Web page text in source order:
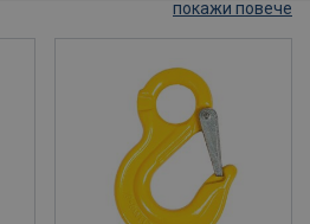
покажи повече